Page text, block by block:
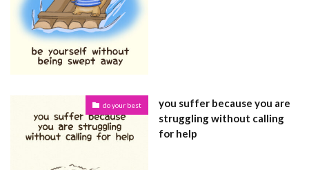
do your best
you suffer because you are
struggling without calling
for help